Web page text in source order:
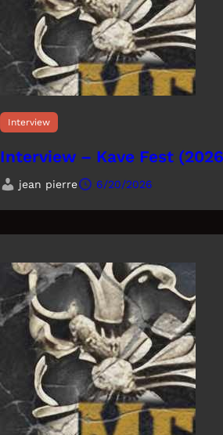
Interview
Interview – Kave Fest
jean pierre 6/20/2026